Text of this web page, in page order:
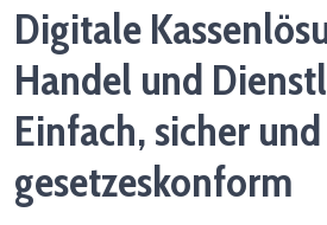
Digitale
Handel und
Einfach, sicher und
gesetzeskonform